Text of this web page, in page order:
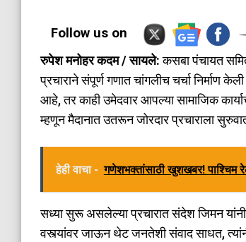
Follow us on
रुपेश मनोहर कदम / सायले:कसबा पंचायत
प्रचाराने संपूर्ण गणात चांगलीच चर्चा निर्माण
आहे, तर काही उमेदवार आपल्या सामाजिक
म्हणून मैदानात उतरून जोरदार प्रचाराला
हेही वाचा - गणेशभक्तांसाठी खुशखबर! पाश्चिम
सध्या सुरू असलेल्या प्रचारात संदेश जिमन
वस्त्यांवर जाऊन थेट जनतेशी संवाद साधत,